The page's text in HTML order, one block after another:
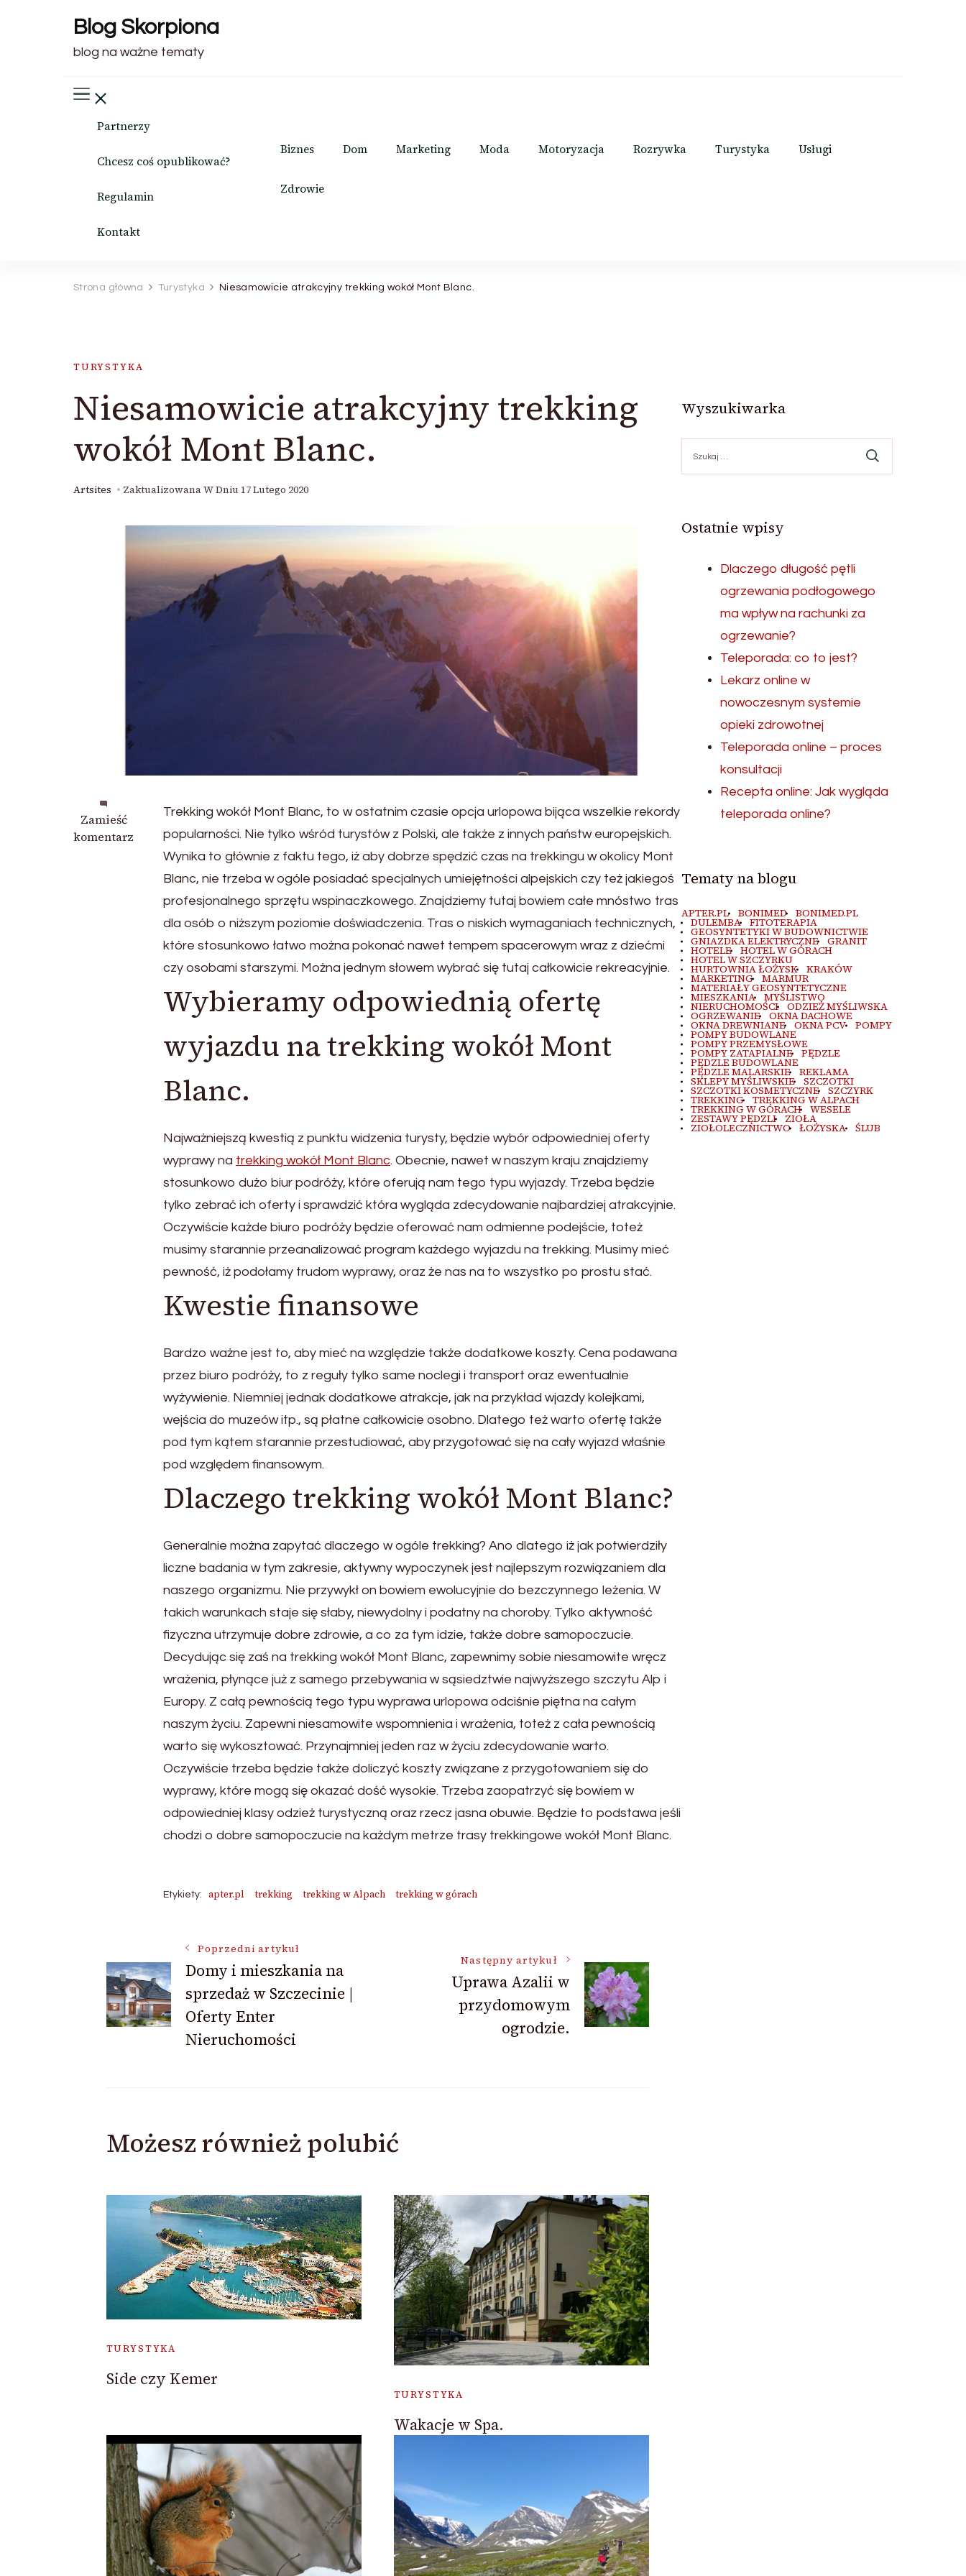
Blog Skorpiona
blog na ważne tematy
Partnerzy
Chcesz coś opublikować?
Regulamin
Kontakt
Biznes Dom Marketing Moda Motoryzacja Rozrywka Turystyka Usługi
Zdrowie
Strona główna Turystyka Niesamowicie atrakcyjny trekking wokół Mont Blanc.
TURYSTYKA
Niesamowicie atrakcyjny trekking
wokół Mont Blanc.
Artsites Zaktualizowana W Dniu 17 Lutego 2020
Zamieść
komentarz
we
wpisie
Niesamowicie
Trekking wokół Mont Blanc, to w ostatnim czasie opcja urlopowa bijąca wszelkie rekordy
popularności. Nie tylko wśród turystów z Polski, ale także z innych państw europejskich.
Wynika to głównie z faktu tego, iż aby dobrze spędzić czas na trekkingu w okolicy Mont
Blanc, nie trzeba w ogóle posiadać specjalnych umiejętności alpejskich czy też jakiegoś
profesjonalnego sprzętu wspinaczkowego. Znajdziemy tutaj bowiem całe mnóstwo tras
dla osób o niższym poziomie doświadczenia. Tras o niskich wymaganiach technicznych,
które stosunkowo łatwo można pokonać nawet tempem spacerowym wraz z dziećmi
czy osobami starszymi. Można jednym słowem wybrać się tutaj całkowicie rekreacyjnie.
Wybieramy odpowiednią ofertę
wyjazdu na trekking wokół Mont
Blanc.
Najważniejszą kwestią z punktu widzenia turysty, będzie wybór odpowiedniej oferty
wyprawy na trekking wokół Mont Blanc. Obecnie, nawet w naszym kraju znajdziemy
stosunkowo dużo biur podróży, które oferują nam tego typu wyjazdy. Trzeba będzie
tylko zebrać ich oferty i sprawdzić która wygląda zdecydowanie najbardziej atrakcyjnie.
Oczywiście każde biuro podróży będzie oferować nam odmienne podejście, toteż
musimy starannie przeanalizować program każdego wyjazdu na trekking. Musimy mieć
pewność, iż podołamy trudom wyprawy, oraz że nas na to wszystko po prostu stać.
Kwestie finansowe
Bardzo ważne jest to, aby mieć na względzie także dodatkowe koszty. Cena podawana
przez biuro podróży, to z reguły tylko same noclegi i transport oraz ewentualnie
wyżywienie. Niemniej jednak dodatkowe atrakcje, jak na przykład wjazdy kolejkami,
wejścia do muzeów itp., są płatne całkowicie osobno. Dlatego też warto ofertę także
pod tym kątem starannie przestudiować, aby przygotować się na cały wyjazd właśnie
pod względem finansowym.
Dlaczego trekking wokół Mont Blanc?
Generalnie można zapytać dlaczego w ogóle trekking? Ano dlatego iż jak potwierdziły
liczne badania w tym zakresie, aktywny wypoczynek jest najlepszym rozwiązaniem dla
naszego organizmu. Nie przywykł on bowiem ewolucyjnie do bezczynnego leżenia. W
takich warunkach staje się słaby, niewydolny i podatny na choroby. Tylko aktywność
fizyczna utrzymuje dobre zdrowie, a co za tym idzie, także dobre samopoczucie.
Decydując się zaś na trekking wokół Mont Blanc, zapewnimy sobie niesamowite wręcz
wrażenia, płynące już z samego przebywania w sąsiedztwie najwyższego szczytu Alp i
Europy. Z całą pewnością tego typu wyprawa urlopowa odciśnie piętna na całym
naszym życiu. Zapewni niesamowite wspomnienia i wrażenia, toteż z cała pewnością
warto się wykosztować. Przynajmniej jeden raz w życiu zdecydowanie warto.
Oczywiście trzeba będzie także doliczyć koszty związane z przygotowaniem się do
wyprawy, które mogą się okazać dość wysokie. Trzeba zaopatrzyć się bowiem w
odpowiedniej klasy odzież turystyczną oraz rzecz jasna obuwie. Będzie to podstawa jeśli
chodzi o dobre samopoczucie na każdym metrze trasy trekkingowe wokół Mont Blanc.
Etykiety: apter.pl trekking trekking w Alpach trekking w górach
Nawigacja
wpisu
Poprzedni artykuł
Domy i mieszkania na
sprzedaż w Szczecinie |
Oferty Enter
Nieruchomości
Następny artykuł
Uprawa Azalii w
przydomowym
ogrodzie.
Możesz również polubić
TURYSTYKA
Side czy Kemer
TURYSTYKA
Wakacje w Spa.
Wyszukiwarka
Ostatnie wpisy
Dlaczego długość pętli
ogrzewania podłogowego
ma wpływ na rachunki za
ogrzewanie?
Teleporada: co to jest?
Lekarz online w
nowoczesnym systemie
opieki zdrowotnej
Teleporada online – proces
konsultacji
Recepta online: Jak wygląda
teleporada online?
Tematy na blogu
APTER.PL BONIMED BONIMED.PL
DULEMBA FITOTERAPIA
GEOSYNTETYKI W BUDOWNICTWIE
GNIAZDKA ELEKTRYCZNE GRANIT
HOTELE HOTEL W GÓRACH
HOTEL W SZCZYRKU
HURTOWNIA ŁOŻYSK KRAKÓW
MARKETING MARMUR
MATERIAŁY GEOSYNTETYCZNE
MIESZKANIA MYŚLISTWO
NIERUCHOMOŚCI ODZIEŻ MYŚLIWSKA
OGRZEWANIE OKNA DACHOWE
OKNA DREWNIANE OKNA PCV POMPY
POMPY BUDOWLANE
POMPY PRZEMYSŁOWE
POMPY ZATAPIALNE PĘDZLE
PĘDZLE BUDOWLANE
PĘDZLE MALARSKIE REKLAMA
SKLEPY MYŚLIWSKIE SZCZOTKI
SZCZOTKI KOSMETYCZNE SZCZYRK
TREKKING TREKKING W ALPACH
TREKKING W GÓRACH WESELE
ZESTAWY PĘDZLI ZIOŁA
ZIOŁOLECZNICTWO ŁOŻYSKA ŚLUB